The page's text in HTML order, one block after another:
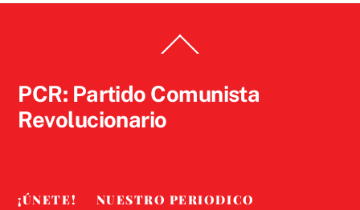
To
PCR: Partido Comunista
Revolucionario
¡ÚNETE!
NUESTRO PERIODICO